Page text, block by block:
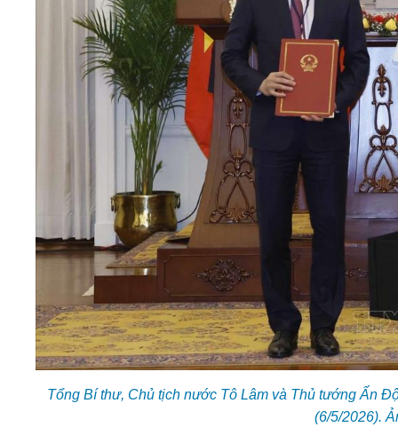
Tổng Bí thư, Chủ tịch nước Tô Lâm và Thủ tướng Ấn
(6/5/2026).